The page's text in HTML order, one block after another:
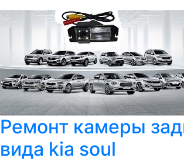
Ремонт камеры
вида kia soul